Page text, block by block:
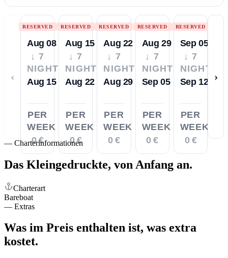
‹
RESERVED
Aug 08
↓ 7
NIGHTS
Aug 15
PER
WEEK
0 €
RESERVED
Aug 15
↓ 7
NIGHTS
Aug 22
PER
WEEK
0 €
RESERVED
Aug 22
↓ 7
NIGHTS
Aug 29
PER
WEEK
0 €
RESERVED
Aug 29
↓ 7
NIGHTS
Sep 05
PER
WEEK
0 €
RESERVED
Sep 05
↓ 7
NIGHTS
Sep 12
PER
WEEK
0 €
›
— Charterinformationen
Das Kleingedruckte, von Anfang an.
Charterart
Bareboat
— Extras
Was im Preis enthalten ist, was extra
kostet.